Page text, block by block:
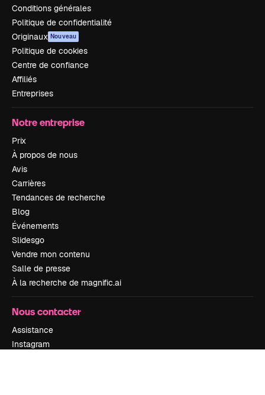
Conditions générales
Politique de confidentialité
Originaux Nouveau
Politique de cookies
Centre de confiance
Affiliés
Entreprises
Notre entreprise
Prix
À propos de nous
Avis
Carrières
Tendances de recherche
Blog
Événements
Slidesgo
Vendre mon contenu
Salle de presse
À la recherche de magnific.ai
Nous contacter
Assistance
Instagram